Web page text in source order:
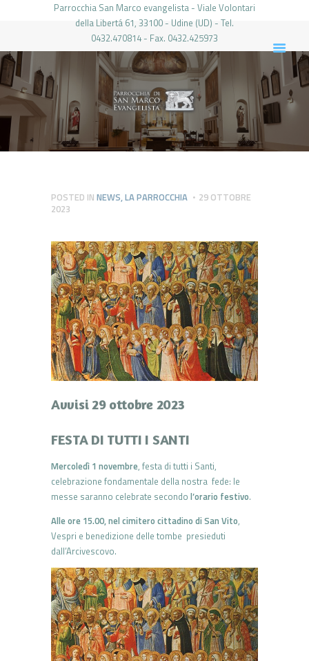
Parrocchia San Marco evangelista - Viale Volontari
della Libertá 61, 33100 - Udine (UD) - Tel.
0432.470814 - Fax. 0432.425973
PARROCCHIA DI SAN MARCO UDINE
HOME
LA PARROCCHIA
IL PARROCO
LE ATTIVITÀ
PIERABECH
FOTO E VIDEO
CONTATTI
LOGIN
POSTED IN NEWS,LA PARROCCHIA
29 OTTOBRE
2023
Avvisi 29 ottobre 2023
FESTA DI TUTTI I SANTI
Mercoledì 1 novembre, festa di tutti i Santi,
celebrazione fondamentale della nostra fede: le
messe saranno celebrate secondo l’orario festivo.
Alle ore 15.00, nel cimitero cittadino di San Vito,
Vespri e benedizione delle tombe presieduti
dall’Arcivescovo.